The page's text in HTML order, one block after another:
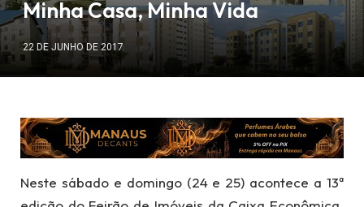
Minha Casa, Minha Vida
22 DE JUNHO DE 2017
Neste sábado e domingo (24 e 25) acontece a 13ª